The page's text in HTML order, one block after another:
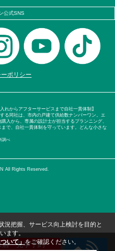
公式SNS
ポリシー
れからアフターサービスまで自社一貫体制】
る同社は、市内の戸建て供給数ナンバーワン。エ
入から、専属の設計士が担当するプランニング、
で、自社一貫体制を守っています。どんな小さな
調べ
All Rights Reserved.
店・見学予約
況把握、サービス向上検討を目的と
ます。
いて」をご確認ください。